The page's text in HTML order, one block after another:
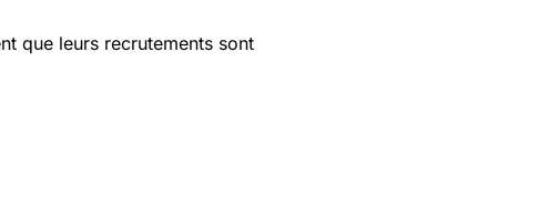
que leurs recrutements sont